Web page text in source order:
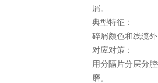
屑。
典型特征 ：
碎屑颜色和线缆
对应对策 ：
用分隔片分层分
磨。